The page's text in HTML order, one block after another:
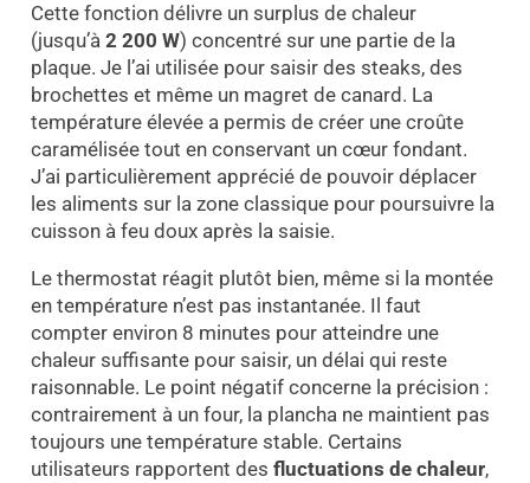
Cette fonction délivre un surplus de chaleur
(jusqu’à 2 200 W) concentré sur une partie de la
plaque. Je l’ai utilisée pour saisir des steaks, des
brochettes et même un magret de canard. La
température élevée a permis de créer une croûte
caramélisée tout en conservant un cœur fondant.
J’ai particulièrement apprécié de pouvoir déplacer
les aliments sur la zone classique pour poursuivre la
cuisson à feu doux après la saisie.
Le thermostat réagit plutôt bien, même si la montée
en température n’est pas instantanée. Il faut
compter environ 8 minutes pour atteindre une
chaleur suffisante pour saisir, un délai qui reste
raisonnable. Le point négatif concerne la précision :
contrairement à un four, la plancha ne maintient pas
toujours une température stable. Certains
utilisateurs rapportent des fluctuations de chaleur,